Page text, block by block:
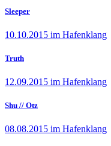
Sleeper
10.10.2015 im Hafenklang
Truth
12.09.2015 im Hafenklang
Shu // Otz
08.08.2015 im Hafenklang